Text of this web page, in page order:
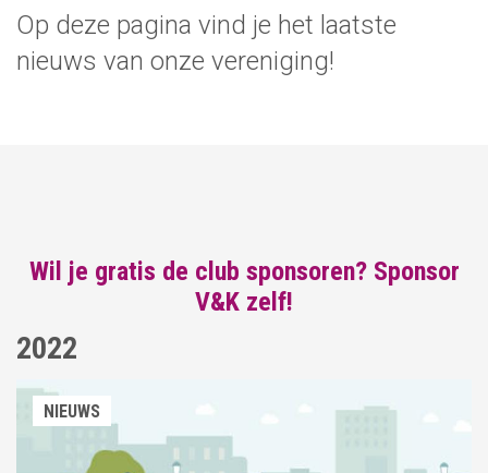
Op deze pagina vind je het laatste
nieuws van onze vereniging!
Wil je gratis de club sponsoren? Sponsor
V&K zelf!
2022
NIEUWS